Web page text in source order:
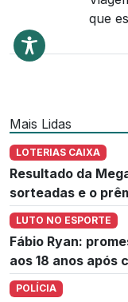
que
Mais Lidas
LOTERIAS CAIXA
Resultado da
sorteadas e o
LUTO NO ESPORTE
Fábio Ryan:
aos 18 anos após
POLÍCIA